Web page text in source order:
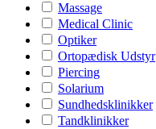
Massage
Medical Clinic
Optiker
Ortopædisk Udstyr
Piercing
Solarium
Sundhedsklinikker
Tandklinikker